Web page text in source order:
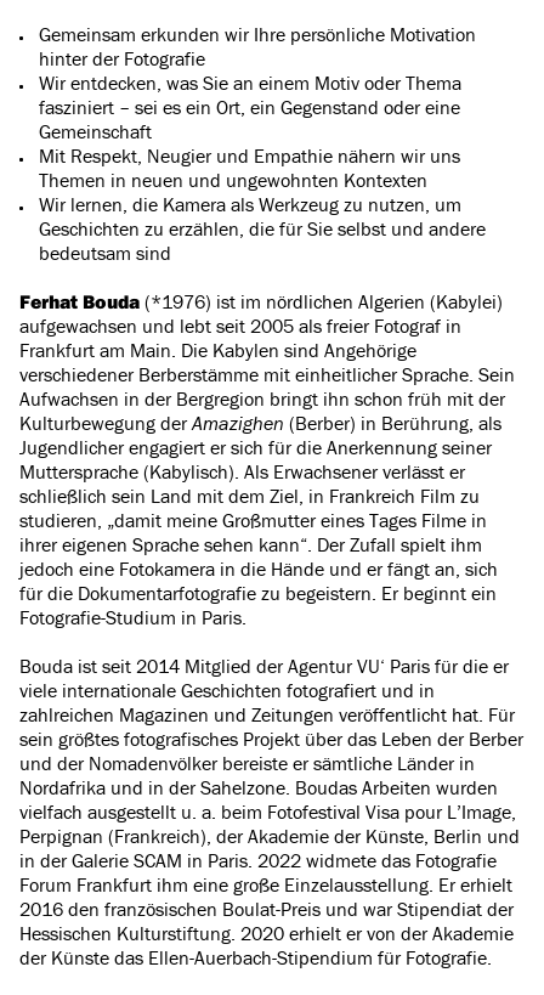
Gemeinsam erkunden wir Ihre persönliche Motivation
hinter der Fotografie
Wir entdecken, was Sie an einem Motiv oder Thema
fasziniert – sei es ein Ort, ein Gegenstand oder eine
Gemeinschaft
Mit Respekt, Neugier und Empathie nähern wir uns
Themen in neuen und ungewohnten Kontexten
Wir lernen, die Kamera als Werkzeug zu nutzen, um
Geschichten zu erzählen, die für Sie selbst und andere
bedeutsam sind
Ferhat Bouda (*1976) ist im nördlichen Algerien (Kabylei)
aufgewachsen und lebt seit 2005 als freier Fotograf in
Frankfurt am Main. Die Kabylen sind Angehörige
verschiedener Berberstämme mit einheitlicher Sprache. Sein
Aufwachsen in der Bergregion bringt ihn schon früh mit der
Kulturbewegung derAmazighen (Berber) in Berührung, als
Jugendlicher engagiert er sich für die Anerkennung seiner
Muttersprache (Kabylisch). Als Erwachsener verlässt er
schließlich sein Land mit dem Ziel, in Frankreich Film zu
studieren, „damit meine Großmutter eines Tages Filme in
ihrer eigenen Sprache sehen kann“. Der Zufall spielt ihm
jedoch eine Fotokamera in die Hände und er fängt an, sich
für die Dokumentarfotografie zu begeistern. Er beginnt ein
Fotografie-Studium in Paris.
Bouda ist seit 2014 Mitglied der Agentur VU‘ Paris für die er
viele internationale Geschichten fotografiert und in
zahlreichen Magazinen und Zeitungen veröffentlicht hat. Für
sein größtes fotografisches Projekt über das Leben der Berber
und der Nomadenvölker bereiste er sämtliche Länder in
Nordafrika und in der Sahelzone. Boudas Arbeiten wurden
vielfach ausgestellt u. a. beim Fotofestival Visa pour L’Image,
Perpignan (Frankreich), der Akademie der Künste, Berlin und
in der Galerie SCAM in Paris. 2022 widmete das Fotografie
Forum Frankfurt ihm eine große Einzelausstellung. Er erhielt
2016 den französischen Boulat-Preis und war Stipendiat der
Hessischen Kulturstiftung. 2020 erhielt er von der Akademie
der Künste das Ellen-Auerbach-Stipendium für Fotografie.